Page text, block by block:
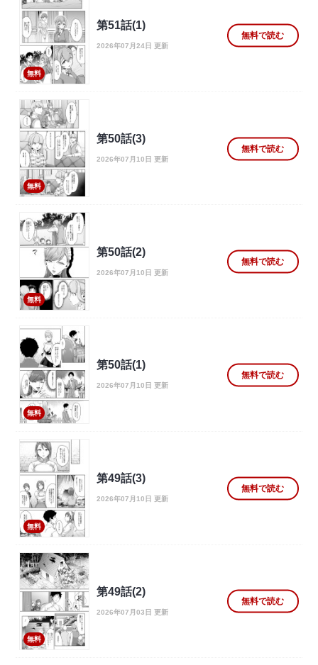
無料
第51話(1)
2026年07月24日 更新
無料で読む
無料
第50話(3)
2026年07月10日 更新
無料で読む
無料
第50話(2)
2026年07月10日 更新
無料で読む
無料
第50話(1)
2026年07月10日 更新
無料で読む
無料
第49話(3)
2026年07月10日 更新
無料で読む
無料
第49話(2)
2026年07月03日 更新
無料で読む